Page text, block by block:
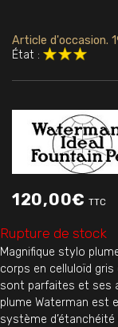
Article d'occasion.
État :
120,00€ TTC
Rupture de stock
Magnifique stylo
corps en celluloïd
sont parfaites et ses
plume Waterman est
système